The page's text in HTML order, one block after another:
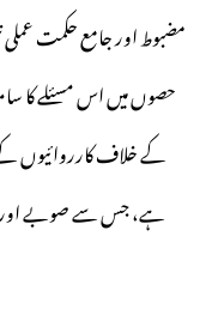
مضبوط اور جامع حکمت
حصوں میں اس مسئلے کا
کے خلاف کارروائیوں
ہے، جس سے صوبے اور